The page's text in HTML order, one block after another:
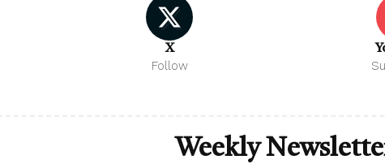
X
Follow
Weekly